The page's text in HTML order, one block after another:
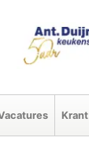
Krant